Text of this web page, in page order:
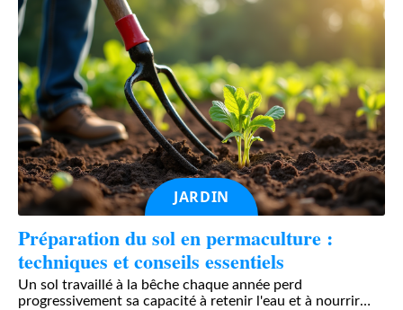
JARDIN
Préparation du sol en permaculture :
techniques et conseils essentiels
Un sol travaillé à la bêche chaque année perd
progressivement sa capacité à retenir l'eau et à nourrir…